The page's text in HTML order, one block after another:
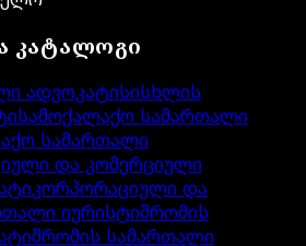
კატალოგი
ადვოკატისისხლის
სამოქალაქო სამართალი
სამართალი
და კომერციული
კორპორაციული და
იურისტიშრომის
შრომის სამართალი